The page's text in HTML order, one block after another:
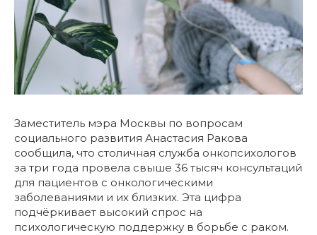
Заместитель мэра Москвы по вопросам
социального развития Анастасия Ракова
сообщила, что столичная служба онкопсихологов
за три года провела свыше 36 тысяч консультаций
для пациентов с онкологическими
заболеваниями и их близких. Эта цифра
подчёркивает высокий спрос на
психологическую поддержку в борьбе с раком.